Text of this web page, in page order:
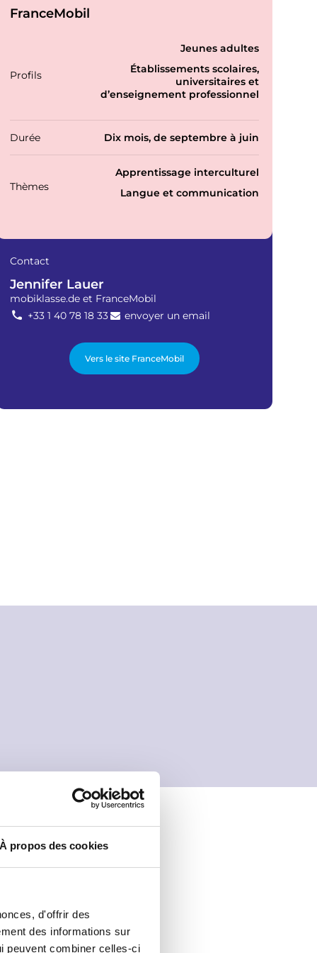
À propos des cookies
d'offrir des
des informations sur
peuvent combiner celles-ci
FranceMobil
Profils
s
Jeunes adultes
Établissements scolaires,
universitaires et
d’enseignement professionnel
Durée Dix mois, de septembre à juin
Thèmes
T
é
t
s
Apprentissage interculturel
Langue et communication
Contact
Jennifer Lauer
mobiklasse.de et FranceMobil
+33 1 40 78 18 33
envoyer un email
Vers le site FranceMobil